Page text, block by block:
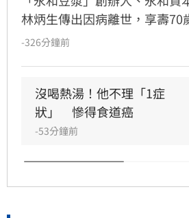
林炳生傳出因病離世，享壽70
本集團今（8）日發布訃告證
-326分鐘前
沒喝熱湯！他不理「1症
狀」　慘得食道癌
-53分鐘前